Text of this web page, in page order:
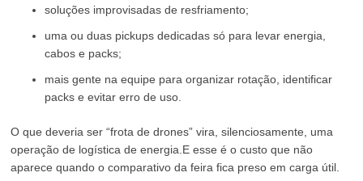
soluções improvisadas de resfriamento;
uma ou duas pickups dedicadas só para levar energia,
cabos e packs;
mais gente na equipe para organizar rotação, identificar
packs e evitar erro de uso.
O que deveria ser “frota de drones” vira, silenciosamente, uma
operação de logística de energia.E esse é o custo que não
aparece quando o comparativo da feira fica preso em carga útil.